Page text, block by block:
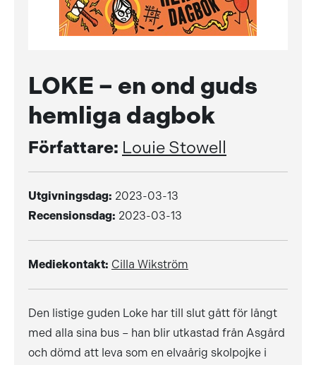
LOKE – en ond guds
hemliga dagbok
Författare: Louie Stowell
Utgivningsdag: 2023-03-13
Recensionsdag: 2023-03-13
Mediekontakt: Cilla Wikström
Den listige guden Loke har till slut gått för långt
med alla sina bus – han blir utkastad från Asgård
och dömd att leva som en elvaårig skolpojke i